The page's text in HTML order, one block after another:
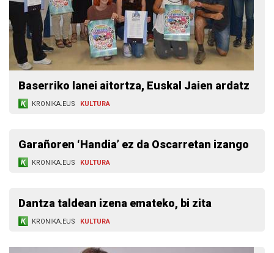
Baserriko lanei aitortza, Euskal Jaien ardatz
KRONIKA.EUS KULTURA
Garañoren ‘Handia’ ez da Oscarretan izango
KRONIKA.EUS KULTURA
Dantza taldean izena emateko, bi zita
KRONIKA.EUS KULTURA